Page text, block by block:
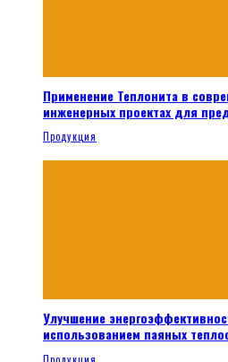
Применение Теплонита в
инженерных проектах для
Продукция
Улучшение
использованием паяных
Продукция